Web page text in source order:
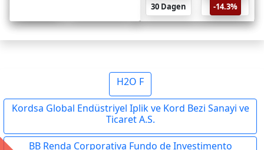
30 Dagen
-14.3%
H2O F
Kordsa Global Endüstriyel Iplik ve Kord Bezi Sanayi ve
Ticaret A.S.
BB Renda Corporativa Fundo de Investimento